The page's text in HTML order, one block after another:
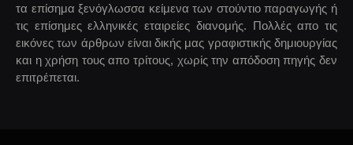
τα επίσημα ξενόγλωσσα κείμενα των στούντιο παραγωγής ή
τις επίσημες ελληνικές εταιρείες διανομής. Πολλές απο τις
εικόνες των άρθρων είναι δικής μας γραφιστικής δημιουργίας
και η χρήση τους απο τρίτους, χωρίς την απόδοση πηγής δεν
επιτρέπεται.